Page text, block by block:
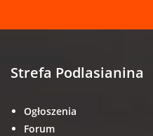
Strefa Podlasianina
Ogłoszenia
Forum